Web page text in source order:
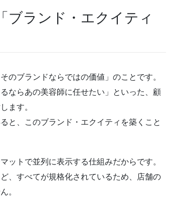
ブランド・エクイティ
のブランドならではの価値」のことです。
ならあの美容師に任せたい」といった、顧
ます。
と、このブランド・エクイティを築くこと
ットで並列に表示する仕組みだからです。
、すべてが規格化されているため、店舗の
。